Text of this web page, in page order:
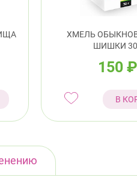
ХМЕЛЬ
ШИШКИ
150 ₽
В